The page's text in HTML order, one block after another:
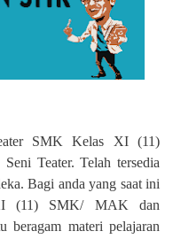
SMK Kelas XI (11)
Teater. Telah tersedia
Bagi anda yang saat ini
(11) SMK/ MAK dan
beragam materi pelajaran